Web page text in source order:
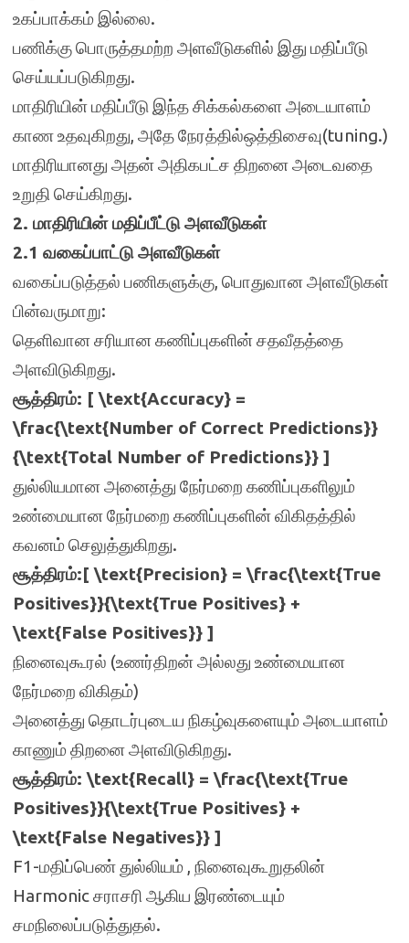
உகப்பாக்கம் இல்லை.
பணிக்கு பொருத்தமற்ற அளவீடுகளில் இது மதிப்பீடு
செய்யப்படுகிறது.
மாதிரியின் மதிப்பீடு இந்த சிக்கல்களை அடையாளம்
காண உதவுகிறது, அதே நேரத்தில்ஒத்திசைவு(tuning.)
மாதிரியானது அதன் அதிகபட்ச திறனை அடைவதை
உறுதி செய்கிறது.
2. மாதிரியின் மதிப்பீட்டு அளவீடுகள்
2.1 வகைப்பாட்டு அளவீடுகள்
வகைப்படுத்தல் பணிகளுக்கு, பொதுவான அளவீடுகள்
பின்வருமாறு:
தெளிவான சரியான கணிப்புகளின் சதவீதத்தை
அளவிடுகிறது.
சூத்திரம்: [ \text{Accuracy} =
\frac{\text{Number of Correct Predictions}}
{\text{Total Number of Predictions}} ]
துல்லியமான அனைத்து நேர்மறை கணிப்புகளிலும்
உண்மையான நேர்மறை கணிப்புகளின் விகிதத்தில்
கவனம் செலுத்துகிறது.
சூத்திரம்:[ \text{Precision} = \frac{\text{True
Positives}}{\text{True Positives} +
\text{False Positives}} ]
நினைவுகூரல் (உணர்திறன் அல்லது உண்மையான
நேர்மறை விகிதம்)
அனைத்து தொடர்புடைய நிகழ்வுகளையும் அடையாளம்
காணும் திறனை அளவிடுகிறது.
சூத்திரம்: \text{Recall} = \frac{\text{True
Positives}}{\text{True Positives} +
\text{False Negatives}} ]
F1-மதிப்பெண் துல்லியம் , நினைவுகூறுதலின்
Harmonic சராசரி ஆகிய இரண்டையும்
சமநிலைப்படுத்துதல்.